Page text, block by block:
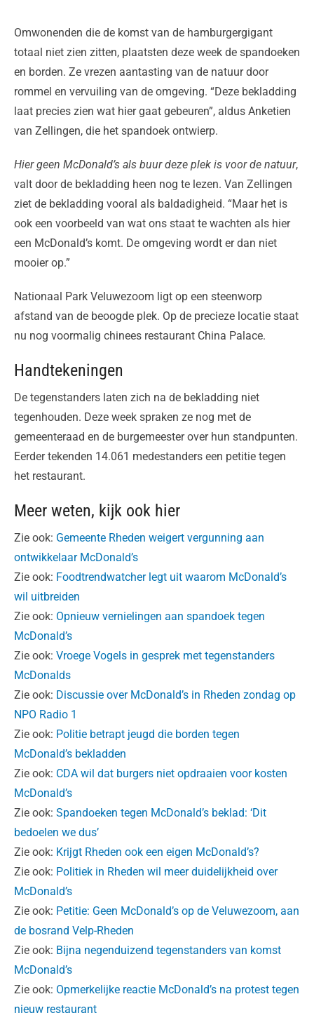
Omwonenden die de komst van de hamburgergigant
totaal niet zien zitten, plaatsten deze week de spandoeken
en borden. Ze vrezen aantasting van de natuur door
rommel en vervuiling van de omgeving. “Deze bekladding
laat precies zien wat hier gaat gebeuren”, aldus Anketien
van Zellingen, die het spandoek ontwierp.
Hier geen McDonald’s als buur deze plek is voor de natuur,
valt door de bekladding heen nog te lezen. Van Zellingen
ziet de bekladding vooral als baldadigheid. “Maar het is
ook een voorbeeld van wat ons staat te wachten als hier
een McDonald’s komt. De omgeving wordt er dan niet
mooier op.”
Nationaal Park Veluwezoom ligt op een steenworp
afstand van de beoogde plek. Op de precieze locatie staat
nu nog voormalig chinees restaurant China Palace.
Handtekeningen
De tegenstanders laten zich na de bekladding niet
tegenhouden. Deze week spraken ze nog met de
gemeenteraad en de burgemeester over hun standpunten.
Eerder tekenden 14.061 medestanders een petitie tegen
het restaurant.
Meer weten, kijk ook hier
Zie ook: Gemeente Rheden weigert vergunning aan
ontwikkelaar McDonald’s
Zie ook: Foodtrendwatcher legt uit waarom McDonald’s
wil uitbreiden
Zie ook: Opnieuw vernielingen aan spandoek tegen
McDonald’s
Zie ook: Vroege Vogels in gesprek met tegenstanders
McDonalds
Zie ook: Discussie over McDonald’s in Rheden zondag op
NPO Radio 1
Zie ook: Politie betrapt jeugd die borden tegen
McDonald’s bekladden
Zie ook: CDA wil dat burgers niet opdraaien voor kosten
McDonald’s
Zie ook: Spandoeken tegen McDonald’s beklad: ‘Dit
bedoelen we dus’
Zie ook: Krijgt Rheden ook een eigen McDonald’s?
Zie ook: Politiek in Rheden wil meer duidelijkheid over
McDonald’s
Zie ook: Petitie: Geen McDonald’s op de Veluwezoom, aan
de bosrand Velp-Rheden
Zie ook: Bijna negenduizend tegenstanders van komst
McDonald’s
Zie ook: Opmerkelijke reactie McDonald’s na protest tegen
nieuw restaurant